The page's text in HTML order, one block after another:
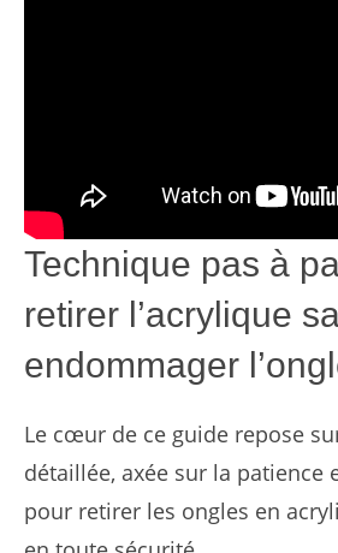
Technique pas à
retirer l’acrylique
endommager
Le cœur de ce guide repose
détaillée, axée sur la patience
pour retirer les ongles en